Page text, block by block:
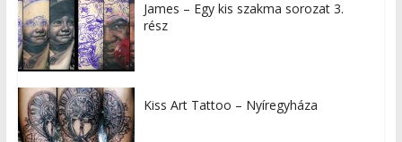
James – Egy kis szakma sorozat 3.
rész
Kiss Art Tattoo – Nyíregyháza